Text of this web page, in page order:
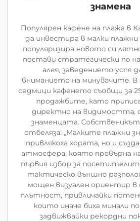
знамена
Популярен кафене на плажа в
да инвестира в малки плажни
популяризира новото си
постави стратегически по
алея, заведението успя
вниманието на минувачите.
седмици кафенето съобщи за
продажбите, като
директно на видимостта,
знаменцата.
отбеляза: „Малките плажни
привлякоха хората, но и
атмосфера, която превърна
първия избор за
тактическо външно
мощен визуален ориентир в
плътност, привличайки
които иначе биха минали
задвижвайки рекордни